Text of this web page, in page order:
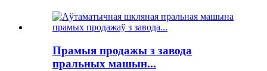
Прамыя продажы з завода
пральных машын...